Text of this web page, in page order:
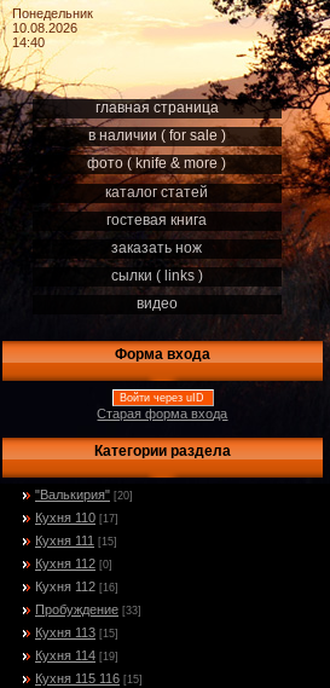
Понедельник
10.08.2026
14:40
главная страница
в наличии ( for sale )
фото ( knife & more )
каталог статей
гостевая книга
заказать нож
сылки ( links )
видео
Форма входа
Войти через uID
Старая форма входа
Категории раздела
"Валькирия" [20]
Кухня 110 [17]
Кухня 111 [15]
Кухня 112 [0]
Кухня 112 [16]
Пробуждение [33]
Кухня 113 [15]
Кухня 114 [19]
Кухня 115 116 [15]